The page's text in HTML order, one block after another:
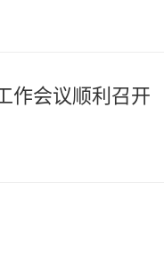
作会议顺利召开